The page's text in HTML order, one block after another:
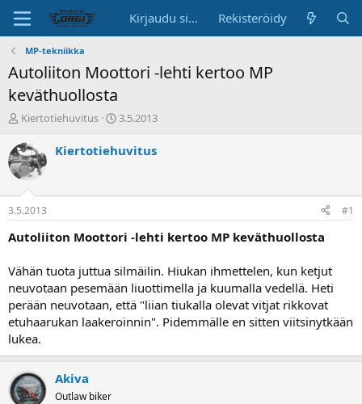
Kirjaudu sisään Rekisteröidy
MP-tekniikka
Autoliiton Moottori -lehti kertoo MP
keväthuollosta
K
s
k
u
s
t
e
l
a
l
o
i
t
j
a
Kiertotiehuvitus
A
o
p
ä
ä
3.5.2013
Kiertotiehuvitus
3.5.2013 #1
Autoliiton Moottori -lehti kertoo MP keväthuollosta
Vähän tuota juttua silmäilin. Hiukan ihmettelen, kun ketjut
neuvotaan pesemään liuottimella ja kuumalla vedellä. Heti
perään neuvotaan, että "liian tiukalla olevat vitjat rikkovat
etuhaarukan laakeroinnin". Pidemmälle en sitten viitsinytkään
lukea.
Akiva
Outlaw biker